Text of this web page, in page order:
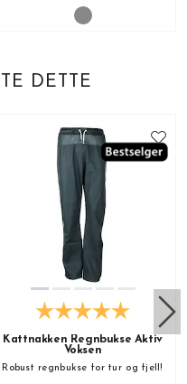
DETTE
Kattnakken Regnbukse Aktiv
Voksen
Robust regnbukse for tur og fjell!